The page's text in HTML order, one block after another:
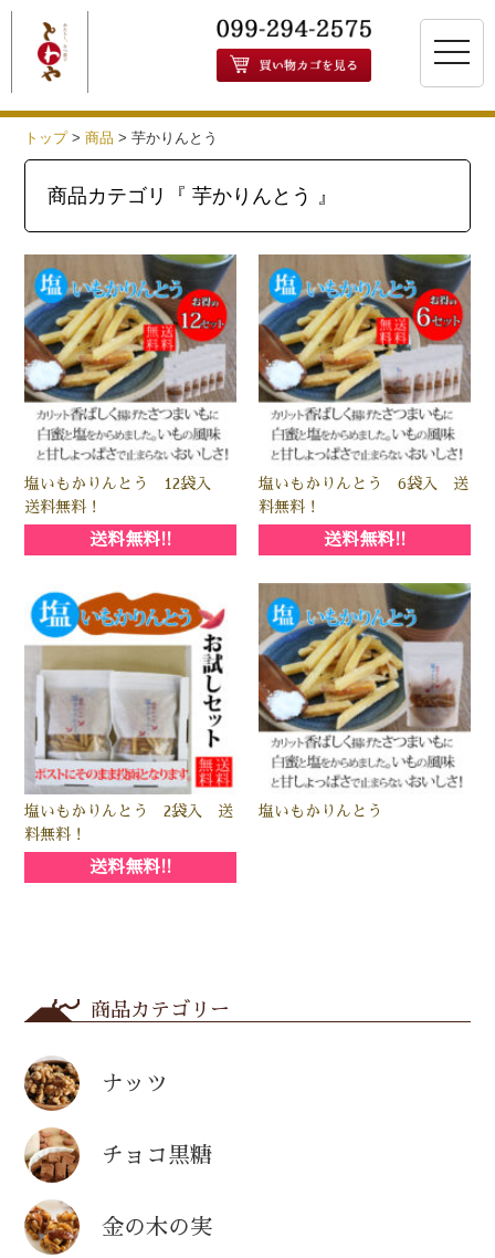
toggle
トップ>商品 >芋かりんとう
商品カテゴリ『 芋かりんとう 』
塩いもかりんとう 12袋入
送料無料！
送料無料!!
塩いもかりんとう 6袋入 送
料無料！
送料無料!!
塩いもかりんとう 2袋入 送
料無料！
送料無料!!
塩いもかりんとう
商品カテゴリー
ナッツ
チョコ黒糖
金の木の実